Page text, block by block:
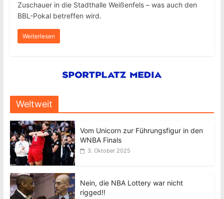
Zuschauer in die Stadthalle Weißenfels – was auch den
BBL-Pokal betreffen wird.
Weiterlesen
Weltweit
Vom Unicorn zur Führungsfigur in den
WNBA Finals
3. Oktober 2025
Nein, die NBA Lottery war nicht
rigged!!